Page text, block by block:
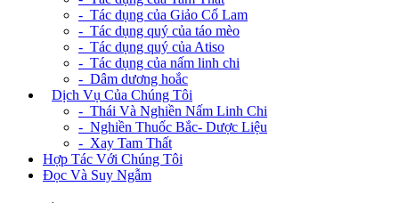
- Tác dụng của Giảo Cổ Lam
- Tác dụng quý của táo mèo
- Tác dụng quý của Atiso
- Tác dụng của nấm linh chi
- Dâm dương hoắc
Dịch Vụ Của Chúng Tôi
- Thái Và Nghiền Nấm Linh Chi
- Nghiền Thuốc Bắc- Dược Liệu
- Xay Tam Thất
Hợp Tác Với Chúng Tôi
Đọc Và Suy Ngẫm